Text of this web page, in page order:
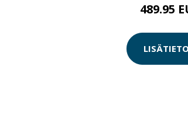
489.95